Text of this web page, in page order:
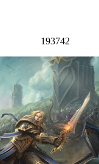
193742